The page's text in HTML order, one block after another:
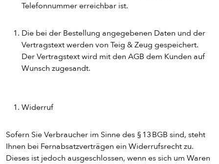
ENTDECKE UNSER ZEUG
Telefonnummer erreichbar ist.
Die bei der Bestellung angegebenen Daten und der
Vertragstext werden von Teig & Zeug gespeichert.
Der Vertragstext wird mit den AGB dem Kunden auf
Wunsch zugesandt.
Widerruf
Sofern Sie Verbraucher im Sinne des § 13 BGB sind, steht
Ihnen bei Fernabsatzverträgen ein Widerrufsrecht zu.
Dieses ist jedoch ausgeschlossen, wenn es sich um Waren